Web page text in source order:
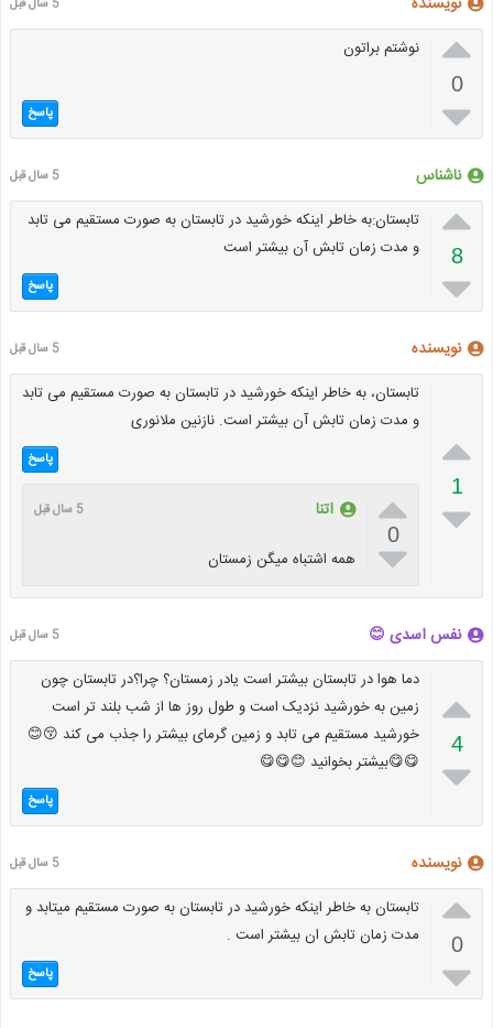

0

نوشتم براتون
پاسخ
ناشناس 5 سال قبل

8

تابستان:به خاطر اینکه خورشید در تابستان به صورت مستقیم می تابد
و مدت زمان تابش آن بیشتر است
پاسخ
نویسنده 5 سال قبل

1

تابستان، به خاطر اینکه خورشید در تابستان به صورت مستقیم می تابد
و مدت زمان تابش آن بیشتر است. نازنین ملانوری
پاسخ

0

اتنا 5 سال قبل
همه اشتباه میگن زمستان
نفس اسدی 😊 5 سال قبل

4

دما هوا در تابستان بیشتر است یادر زمستان؟ چرا؟در تابستان چون
زمین به خورشید نزدیک است و طول روز ها از شب بلند تر است
خورشید مستقیم می تابد و زمین گرمای بیشتر را جذب می کند 😚😊
😋😋بیشتر بخوانید 😊😋😋
پاسخ
نویسنده 5 سال قبل

0

تابستان به خاطر اینکه خورشید در تابستان به صورت مستقیم میتابد و
مدت زمان تابش ان بیشتر است .
پاسخ